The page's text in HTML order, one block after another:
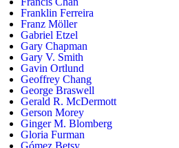
Franklin Ferreira
Franz Möller
Gabriel Etzel
Gary Chapman
Gary V. Smith
Gavin Ortlund
Geoffrey Chang
George Braswell
Gerald R. McDermott
Gerson Morey
Ginger M. Blomberg
Gloria Furman